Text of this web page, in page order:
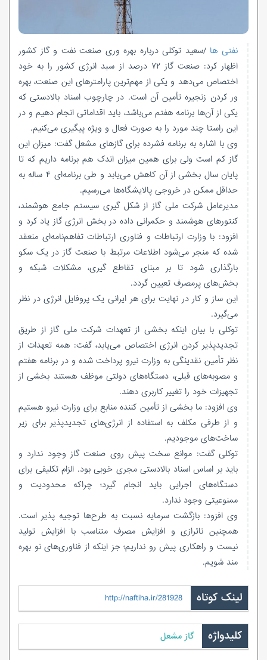
نفتی ها/سعید توکلی درباره بهره وری صنعت نفت و گاز کشور
اظهار کرد: صنعت گاز ۷۲ درصد از سبد انرژی کشور را به خود
اختصاص می‌دهد و یکی از مهم‌ترین پارامترهای این صنعت، بهره
ور کردن زنجیره تأمین آن است. در چارچوب اسناد بالادستی که
یکی از آن‌ها برنامه هفتم می‌باشد، باید اقداماتی انجام دهیم و در
این راستا چند مورد را به صورت فعال و ویژه پیگیری می‌کنیم.
وی با اشاره به برنامه فشرده برای گازهای مشعل گفت: میزان این
گاز کم است ولی برای همین میزان اندک هم برنامه داریم که تا
پایان سال بخشی از آن کاهش می‌یابد و طی برنامه‌ای ۴ ساله به
حداقل ممکن در خروجی پالایشگاه‌ها می‌رسیم.
مدیرعامل شرکت ملی گاز از شکلگیری سیستم جامع هوشمند،
کنتورهای هوشمند و حکمرانی داده در بخش انرژی گاز یاد کرد و
افزود: با وزارت ارتباطات و فناوری ارتباطات تفاهم‌نامه‌ای منعقد
شده که منجر می‌شود اطلاعات مرتبط با صنعت گاز در یک سکو
بارگذاری شود تا بر مبنای تقاطعگیری، مشکلات شبکه و
بخش‌های پرمصرف تعیین گردد.
این ساز و کار در نهایت برای هر ایرانی یک پروفایل انرژی در نظر
می‌گیرد.
توکلی با بیان اینکه بخشی از تعهدات شرکت ملی گاز از طریق
تجدیدپذیر کردن انرژی اختصاص می‌یابد، گفت: همه تعهدات از
نظر تأمین نقدینگی به وزارت نیرو پرداخت شده و در برنامه هفتم
و مصوبه‌های قبلی، دستگاه‌های دولتی موظف هستند بخشی از
تجهیزات خود را تغییر کاربری دهند.
وی افزود: ما بخشی از تأمین کننده منابع برای وزارت نیرو هستیم
و از طرفی مکلف به استفاده از انرژی‌های تجدیدپذیر برای زیر
ساخت‌های موجودیم.
توکلی گفت: موانع سخت پیش روی صنعت گاز وجود ندارد و
باید بر اساس اسناد بالادستی مجری خوبی بود. الزام تکلیفی برای
دستگاه‌های اجرایی باید انجام گیرد؛ چراکه محدودیت و
ممنوعیتی وجود ندارد.
وی افزود: بازگشت سرمایه نسبت به طرح‌ها توجیه پذیر است.
همچنین ناترازیو افزایش مصرف متناسب با افزایش تولید
نیست و راهکاری پیش رو نداریم؛ جز اینکه از فناوری‌های نو بهره
مند شویم.
لینک کوتاه http://naftiha.ir/281928
کلیدواژه گاز مشعل